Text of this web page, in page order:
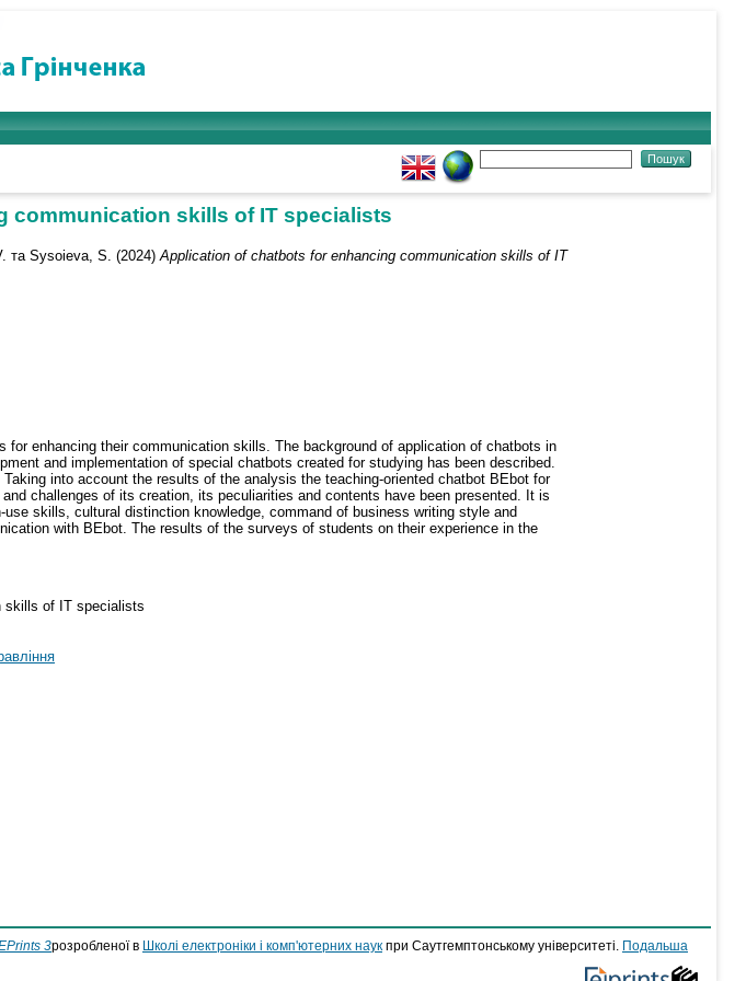
communication skills of IT specialists
та Sysoieva, S. (2024) Application of chatbots for enhancing communication skills of IT
enhancing their communication skills. The background of application of chatbots in
and implementation of special chatbots created for studying has been described.
into account the results of the analysis the teaching-oriented chatbot BEbot for
challenges of its creation, its peculiarities and contents have been presented. It is
skills, cultural distinction knowledge, command of business writing style and
with BEbot. The results of the surveys of students on their experience in the
skills of IT specialists
3розробленої в Школі електроніки і комп'ютерних наук при Саутгемптонському університеті.
Подальша